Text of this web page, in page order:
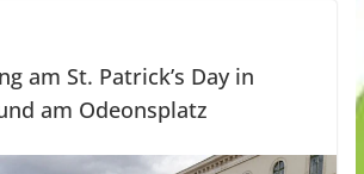
am St. Patrick’s Day in
am Odeonsplatz